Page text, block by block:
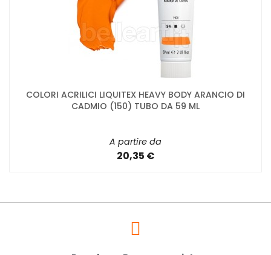
COLORI ACRILICI LIQUITEX HEAVY BODY ARANCIO DI
CADMIO (150) TUBO DA 59 ML
A partire da
20,35 €